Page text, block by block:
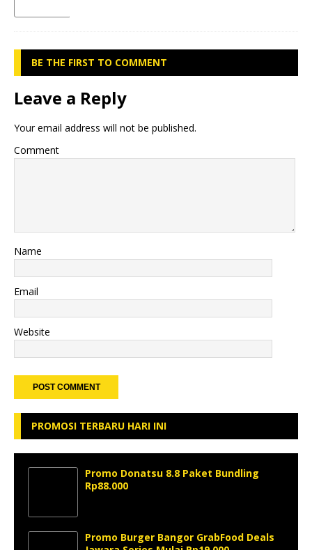
BE THE FIRST TO COMMENT
Leave a Reply
Your email address will not be published.
Comment
Name
Email
Website
PROMOSI TERBARU HARI INI
Promo Donatsu 8.8 Paket Bundling
Rp88.000
Promo Burger Bangor GrabFood Deals